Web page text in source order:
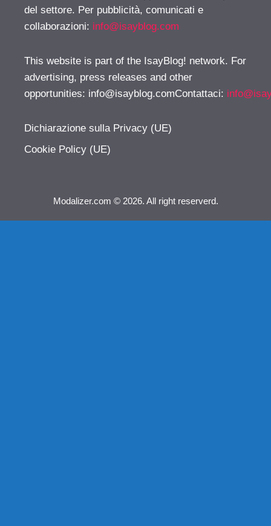
del settore. Per pubblicità, comunicati e
collaborazioni: info@isayblog.com
This website is part of the IsayBlog! network. For
advertising, press releases and other
opportunities: info@isayblog.comContattaci:
Dichiarazione sulla Privacy (UE)
Cookie Policy (UE)
Modalizer.com © 2026. All right reserverd.